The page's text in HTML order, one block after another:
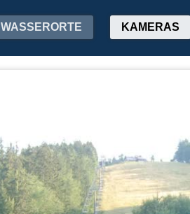
WASSERORTE KAMERAS